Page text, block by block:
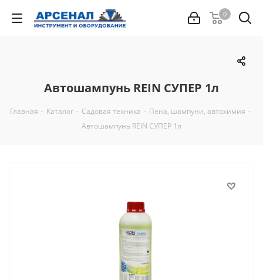
0
Автошампунь REIN СУПЕР 1л
Главная - Каталог - Садовая техника - Пена, шампуни, автохимия -
Автошампунь REIN СУПЕР 1л